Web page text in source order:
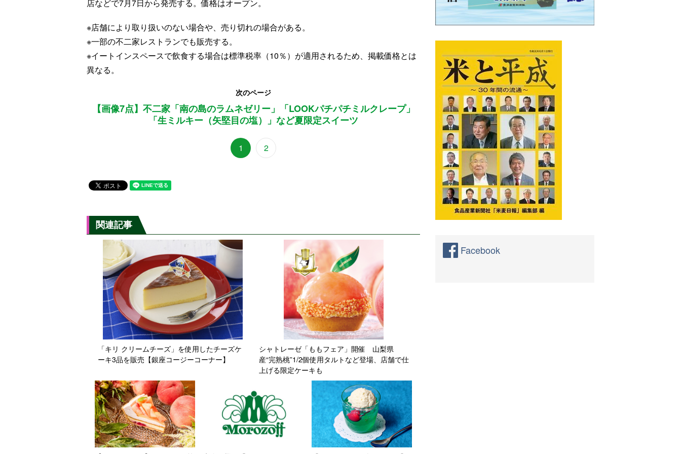
店などで7月7日から発売する。価格はオープン。
※店舗により取り扱いのない場合や、売り切れの場合がある。
※一部の不二家レストランでも販売する。
※イートインスペースで飲食する場合は標準税率（10％）が適用されるため、掲載価格とは
異なる。
次のページ
【画像7点】不二家「南の島のラムネゼリー」「LOOKパチパチミルクレープ」
「生ミルキー（矢堅目の塩）」など夏限定スイーツ
1 2
関連記事
「キリ クリームチーズ」を使用したチーズケ
ーキ3品を販売【銀座コージーコーナー】
シャトレーゼ「ももフェア」開催 山梨県
産“完熟桃”1/2個使用タルトなど登場、店舗で仕
上げる限定ケーキも
Facebook